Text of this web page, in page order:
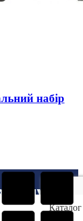
набір
Каталог